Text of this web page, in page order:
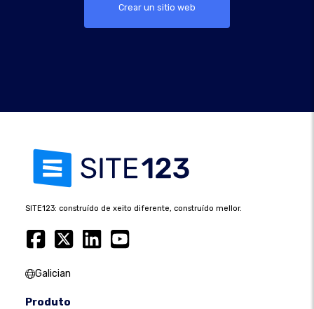
Crear un sitio web
SITE123: construído de xeito diferente, construído mellor.
Galician
Produto